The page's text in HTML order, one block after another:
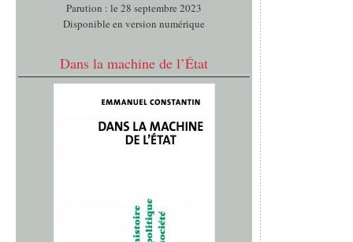
Parution : le 28 septembre 2023
Disponible en version numérique
Dans la machine de l’État